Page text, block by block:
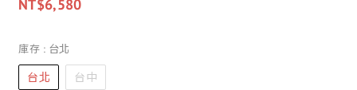
NT$6,580
庫存 : 台北
台北 台中